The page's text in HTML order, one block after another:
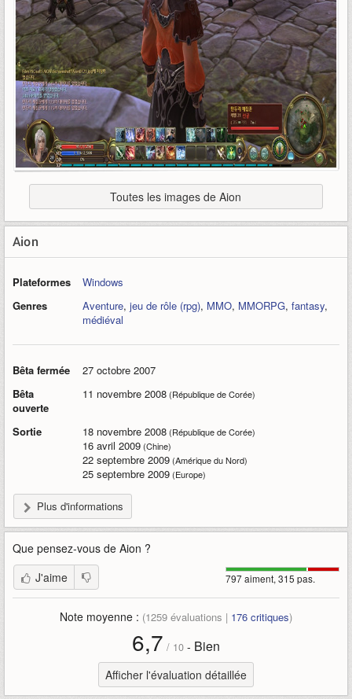
Toutes les images de Aion
Aion
Plateformes
Windows
Genres
Aventure, jeu de rôle (rpg), MMO, MMORPG, fantasy,
médiéval
Bêta fermée
27 octobre 2007
Bêta
ouverte
11 novembre 2008(République de Corée)
Sortie 18 novembre 2008(République de Corée)
16 avril 2009(Chine)
22 septembre 2009(Amérique du Nord)
25 septembre 2009(Europe)
Plus d'informations
Que pensez-vous de Aion ?
797 aiment, 315 pas.
J'aime
Note moyenne : (1259 évaluations | 176 critiques)
6,7 / 10 - Bien
Afficher l'évaluation détaillée